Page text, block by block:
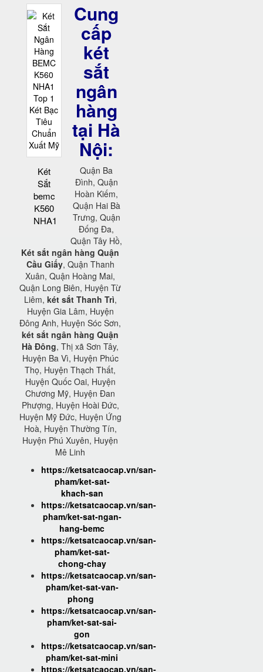
Két
Sắt
bemc
K560
NHA1
Cung
cấp
két
sắt
ngân
hàng
tại Hà
Nội:
Quận Ba
Đình, Quận
Hoàn Kiếm,
Quận Hai Bà
Trưng, Quận
Đống Đa,
Quận Tây Hồ,
Két sắt ngân hàng Quận
Cầu Giấy, Quận Thanh
Xuân, Quận Hoàng Mai,
Quận Long Biên, Huyện Từ
Liêm, két sắt Thanh Trì,
Huyện Gia Lâm, Huyện
Đông Anh, Huyện Sóc Sơn,
két sắt ngân hàng Quận
Hà Đông, Thị xã Sơn Tây,
Huyện Ba Vì, Huyện Phúc
Thọ, Huyện Thạch Thất,
Huyện Quốc Oai, Huyện
Chương Mỹ, Huyện Đan
Phượng, Huyện Hoài Đức,
Huyện Mỹ Đức, Huyện Ứng
Hoà, Huyện Thường Tín,
Huyện Phú Xuyên, Huyện
Mê Linh
https://ketsatcaocap.vn/san-
pham/ket-sat-
khach-san
https://ketsatcaocap.vn/san-
pham/ket-sat-ngan-
hang-bemc
https://ketsatcaocap.vn/san-
pham/ket-sat-
chong-chay
https://ketsatcaocap.vn/san-
pham/ket-sat-van-
phong
https://ketsatcaocap.vn/san-
pham/ket-sat-sai-
gon
https://ketsatcaocap.vn/san-
pham/ket-sat-mini
https://ketsatcaocap.vn/san-